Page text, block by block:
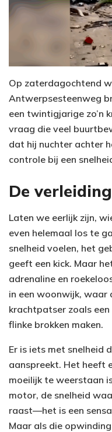
Op zaterdagochtend
Antwerpsesteenweg
een twintigjarige zo’n
vraag die veel
dat hij nuchter achter
controle bij een
De
Laten we eerlijk zijn,
even helemaal los te
snelheid voelen, het
geeft een kick. Maar
adrenaline en
in een woonwijk, waar
krachtpatser zoals een
flinke brokken maken.
Er is iets met snelheid
aanspreekt. Het heeft
moeilijk te weerstaan
motor, de snelheid
raast—het is een
Maar als die